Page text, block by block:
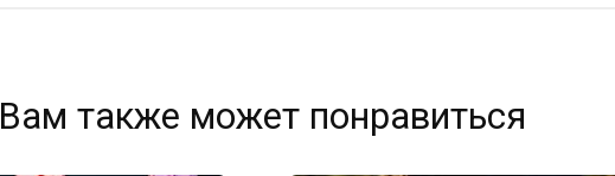
Вам также может понравиться